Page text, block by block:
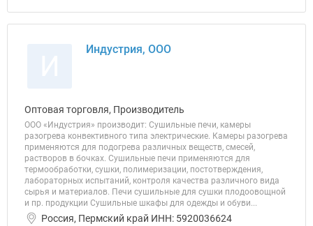
Индустрия, ООО
Оптовая торговля, Производитель
ООО «Индустрия» производит: Cушильные печи, камеры
разогрева конвективного типа электрические. Камеры разогрева
применяются для подогрева различных веществ, смесей,
растворов в бочках. Сушильные печи применяются для
термообработки, сушки, полимеризации, постотверждения,
лабораторных испытаний, контроля качества различного вида
сырья и материалов. Печи сушильные для сушки плодоовощной
и пр. продукции Сушильные шкафы для одежды и обуви...
Россия, Пермский край ИНН: 5920036624